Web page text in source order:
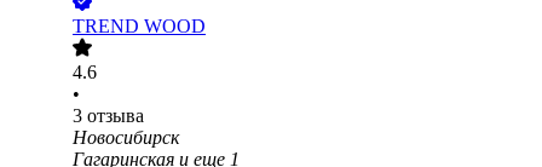
TREND WOOD
4.6
•
3 отзыва
Новосибирск
Гагаринская и еще 1